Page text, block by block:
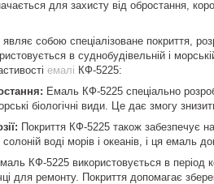
для захисту від обростання,
собою спеціалізоване покриття,
в суднобудівельній і
емалі КФ-5225:
Емаль КФ-5225 спеціально
біологічні види. Це дає змогу
Покриття КФ-5225 також забезпечує
воді морів і океанів, і ця емаль
КФ-5225 використовується в період
для ремонту. Покриття допомагає